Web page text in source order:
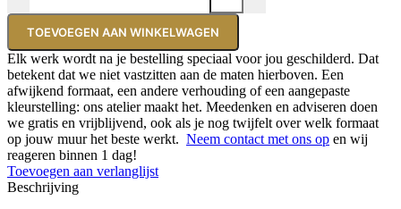
TOEVOEGEN AAN WINKELWAGEN
Elk werk wordt na je bestelling speciaal voor jou geschilderd. Dat
betekent dat we niet vastzitten aan de maten hierboven. Een
afwijkend formaat, een andere verhouding of een aangepaste
kleurstelling: ons atelier maakt het. Meedenken en adviseren doen
we gratis en vrijblijvend, ook als je nog twijfelt over welk formaat
op jouw muur het beste werkt. Neem contact met ons op en wij
reageren binnen 1 dag!
Toevoegen aan verlanglijst
Beschrijving